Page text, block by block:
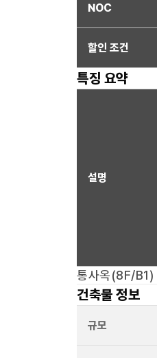
NOC
할인 조건
특징 요약
설명
통사옥(8F/B1)
건축물 정보
규모